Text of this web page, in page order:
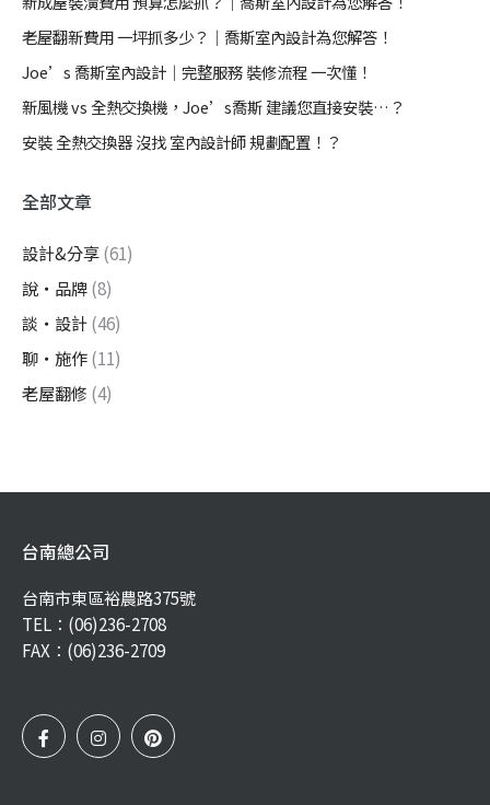
老屋翻新費用 一坪抓多少？｜喬斯室內設計為您解答！
Joe’s 喬斯室內設計｜完整服務 裝修流程 一次懂！
新風機 vs 全熱交換機，Joe’s喬斯 建議您直接安裝…？
安裝 全熱交換器 沒找 室內設計師 規劃配置！？
全部文章
設計&分享(61)
說・品牌(8)
談・設計(46)
聊・施作(11)
老屋翻修 (4)
台南總公司
台南市東區裕農路375號
TEL： (06)236-2708
FAX：(06)236-2709